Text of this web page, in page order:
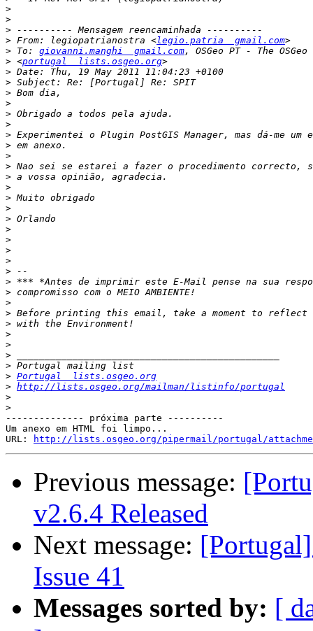
>
>
>
> From: legiopatrianostra <legio.patria  gmail.com
> To: giovanni.manghi  gmail.com
> <portugal  lists.osgeo.org
>
>
>
>
>
>
>
>
>
>
>
>
>
>
>
>
>
>
>
>
>
>
>
>
>
>
>
>
>
> Portugal  lists.osgeo.org
> http://lists.osgeo.org/mailman/listinfo/portugal
>
>
-------------- próxima parte ----------
Um anexo em HTML foi limpo...
URL:
http://lists.osgeo.org/pipermail/portugal/
Previous message:
v2.6.4 Released
Next message:
Issue 41
Messages sorted by: [